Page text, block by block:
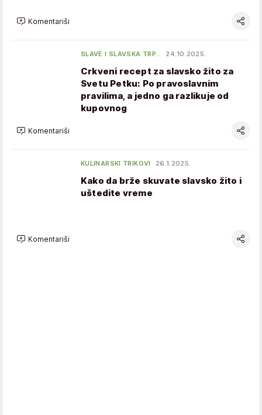
Komentariši
SLAVE I SLAVSKA TRP… 24.10.2025.
Crkveni recept za slavsko žito za
Svetu Petku: Po pravoslavnim
pravilima, a jedno ga razlikuje od
kupovnog
Komentariši
KULINARSKI TRIKOVI 26.1.2025.
Kako da brže skuvate slavsko žito i
uštedite vreme
Komentariši